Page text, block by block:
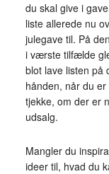
du skal give i
liste allerede nu
julegave til. På
i værste tilfælde
blot lave listen på
hånden, når du
tjekke, om der er
udsalg.
Mangler du
ideer til, hvad du